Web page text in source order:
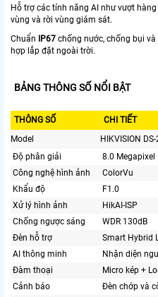
Hỗ trợ các tính năng AI như vượt
vùng và rời vùng giám sát.
Chuẩn
IP67 chống nước, chống bụi và
hợp lắp đặt ngoài trời.
BẢNG THÔNG SỐ NỔI BẬT
THÔNG SỐ
CHI TIẾT
Model
HIKVISION
Độ phân giải
8.0 Megapixel
Công nghệ hình ảnh
ColorVu
Khẩu độ
F1.0
Xử lý hình ảnh
HikAI-ISP
Chống ngược sáng
WDR 130dB
Đèn hỗ trợ
Smart Hybrid
AI thông minh
Nhận diện
Đàm thoại
Micro kép +
Cảnh báo
Đèn chớp và